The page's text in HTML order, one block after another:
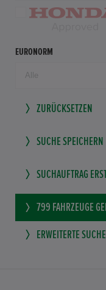
EURONORM
ZURÜCKSETZEN
SUCHE SPEICHERN
SUCHAUFTRAG
799 FAHRZEUGE
ERWEITERTE SUCHE